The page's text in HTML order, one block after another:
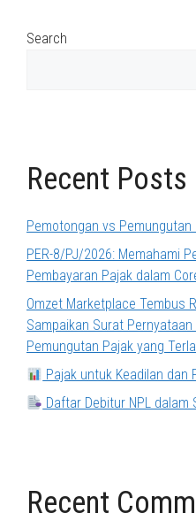
Search
Recent Posts
Pemotongan vs Pemungutan
PER-8/PJ/2026: Memahami
Pembayaran Pajak dalam
Omzet Marketplace Tembus
Sampaikan Surat
Pemungutan Pajak yang
Pajak untuk Keadilan dan
Daftar Debitur NPL dalam
Recent